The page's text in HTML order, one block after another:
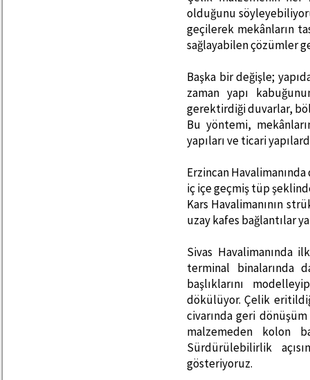
olduğunu
geçilerek mekânların
sağlayabilen çözümler
Başka bir değişle;
zaman yapı
gerektirdiği duvarlar,
Bu yöntemi,
yapıları ve ticari
Erzincan
iç içe geçmiş tüp
Kars Havalimanının
uzay kafes bağlantılar
Sivas Havalimanında
terminal binalarında
başlıklarını
dökülüyor. Çelik
civarında geri
malzemeden kolon
Sürdürülebilirlik
gösteriyoruz.